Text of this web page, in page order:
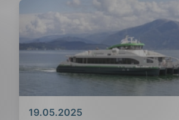
Dato
19.05.2025